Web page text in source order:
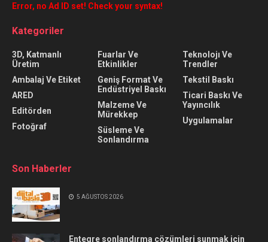
Error, no Ad ID set! Check your syntax!
Kategoriler
3D, Katmanlı
Üretim
Ambalaj Ve Etiket
ARED
Editörden
Fotoğraf
Fuarlar Ve
Etkinlikler
Geniş Format Ve
Endüstriyel Baskı
Malzeme Ve
Mürekkep
Süsleme Ve
Sonlandırma
Teknolojı Ve
Trendler
Tekstil Baskı
Ticari Baskı Ve
Yayıncılık
Uygulamalar
Son Haberler
5 AĞUSTOS 2026
Entegre sonlandırma çözümleri sunmak için